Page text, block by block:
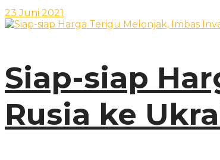
23 Juni 2021
Siap-siap
Rusia ke